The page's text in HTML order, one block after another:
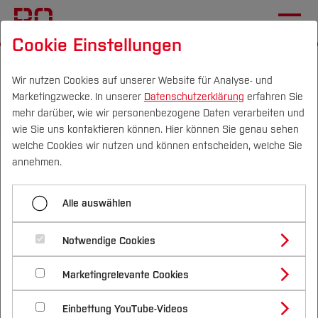
Campus Personen DE|EN Quicklinks
Studium
Studienangebote
Bachelorstudiengänge
Masterstudiengänge
Vor dem Studium
Bewerben & Einschreiben
Bewerbungsportal
Im Studium
Studienbüros und Prüfungen
Nach dem Studium
Forschung & Transfer
Profil
Forschungs- und Transferprofil
Schwerpunkte (FuT)
Beratung & Förderung
Nachhaltigkeit
Nachhaltigkeit studieren
International
Bau- und Umweltingenieurwesen
Fachgebiete und Einrichtungen
Labor für Wasserbau
THALESruhr: Transfer Hub for the
Advancement, Livability and
Efficacy of Sustainability
Transformations
Auf dem Weg zur nachhaltigen Metropole Ruhr:
Extreme Wetterereignisse haben in der
Cookie Einstellungen
Wir nutzen Cookies auf unserer Website für Analyse- und
Marketingzwecke. In unserer Datenschutzerklärung erfahren Sie
mehr darüber, wie wir personenbezogene Daten verarbeiten und
wie Sie uns kontaktieren können. Hier können Sie genau sehen
welche Cookies wir nutzen und können entscheiden, welche Sie
annehmen.
Alle auswählen
Notwendige Cookies
Marketingrelevante Cookies
Einbettung YouTube-Videos